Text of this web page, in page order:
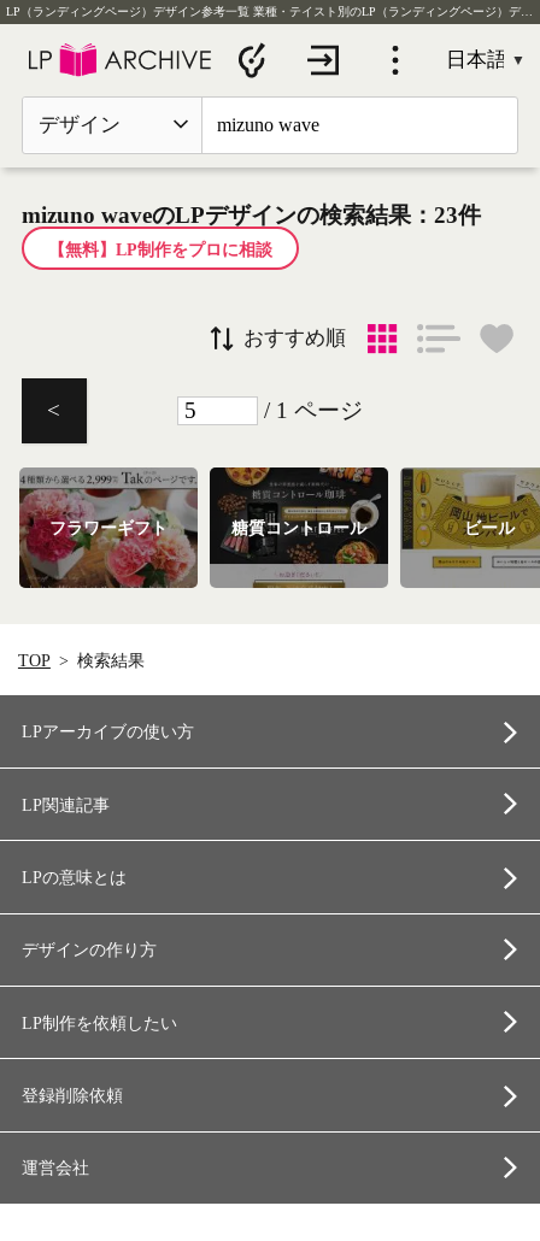
LP（ランディングページ）デザイン参考一覧 業種・テイスト別のLP（ランディングページ）デザイン実例を毎日更新
デザイン
mizuno waveのLPデザインの検索結果：23件
【無料】LP制作をプロに相談
おすすめ順
< / 1 ページ
フラワーギフト 糖質コントロール ビール
TOP 検索結果
LPアーカイブの使い方
LP関連記事
LPの意味とは
デザインの作り方
LP制作を依頼したい
登録削除依頼
運営会社